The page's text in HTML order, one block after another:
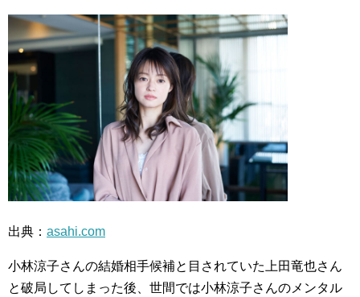
出典： asahi.com
小林涼子さんの結婚相手候補と目されていた上田竜也さん
と破局してしまった後、世間では小林涼子さんのメンタル